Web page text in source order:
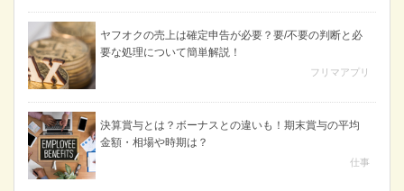
ヤフオクの売上は確定申告が必要？要/不要の判断と必
要な処理について簡単解説！
フリマアプリ
決算賞与とは？ボーナスとの違いも！期末賞与の平均
金額・相場や時期は？
仕事